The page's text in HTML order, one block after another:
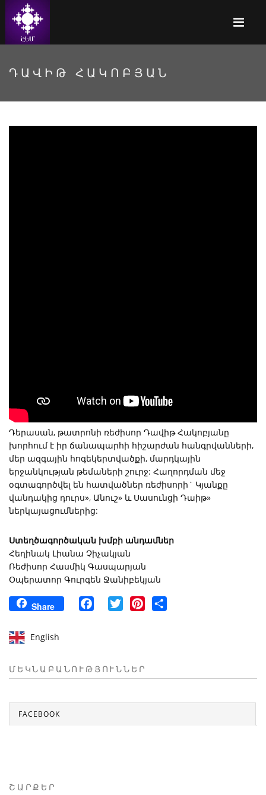
ԴԱՎԻԹ ՀԱԿՈԲՅԱՆ
Դերասան, թատրոնի ռեժիսոր Դավիթ Հակոբյանը
խորհում է իր ճանապարհի հիշարժան հանգրվանների,
մեր ազգային հոգեկերտվածքի, մարդկային
երջանկության թեմաների շուրջ: Հաղորդման մեջ
օգտագործվել են հատվածներ ռեժիսորի` Կյանքը
վանդակից դուրս», Անուշ» և Սասունցի Դաիթ»
ներկայացումներից:
Ստեղծագործական խմբի անդամներ
Հեղինակ Լիանա Չիչակյան
Ռեժիսոր Հասմիկ Գասպարյան
Օպերատոր Գուրգեն Ջանիբեկյան
Share FacebookTwitter Pinterest
English
ՄԵԿՆԱԲԱՆՈՒԹՅՈՒՆՆԵՐ
FACEBOOK
ՇԱՐՔԵՐ